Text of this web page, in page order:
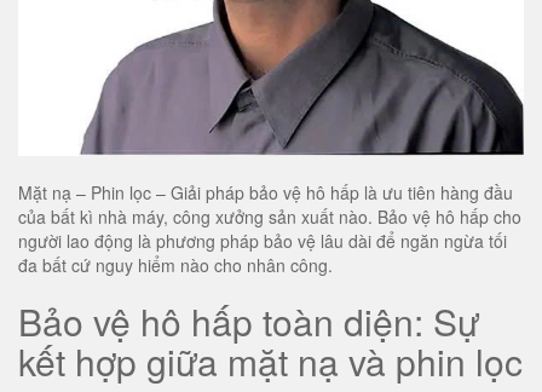
Mặt nạ – Phin lọc – Giải pháp bảo vệ hô hấp là ưu tiên hàng đầu
của bất kì nhà máy, công xưởng sản xuất nào. Bảo vệ hô hấp cho
người lao động là phương pháp bảo vệ lâu dài để ngăn ngừa tối
đa bất cứ nguy hiểm nào cho nhân công.
Bảo vệ hô hấp toàn diện: Sự
kết hợp giữa mặt nạ và phin lọc